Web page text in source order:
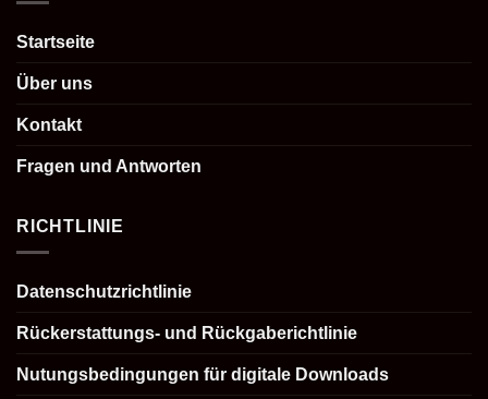
Startseite
Über uns
Kontakt
Fragen und Antworten
RICHTLINIE
Datenschutzrichtlinie
Rückerstattungs- und Rückgaberichtlinie
Nutungsbedingungen für digitale Downloads